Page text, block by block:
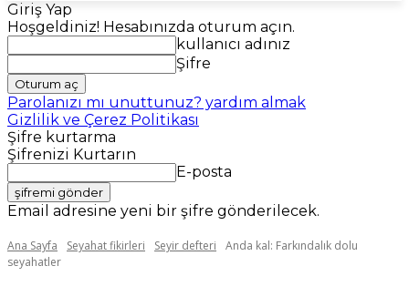
Giriş Yap
Hoşgeldiniz! Hesabınızda oturum açın.
kullanıcı adınız
Şifre
Parolanızı mı unuttunuz? yardım almak
Gizlilik ve Çerez Politikası
Şifre kurtarma
Şifrenizi Kurtarın
E-posta
Email adresine yeni bir şifre gönderilecek.
Ana Sayfa Seyahat fikirleri Seyir defteri
Anda kal: Farkındalık dolu
seyahatler